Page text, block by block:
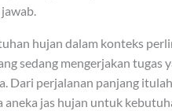
hujan dalam konteks
sedang mengerjakan tugas
Dari perjalanan panjang
aneka jas hujan untuk